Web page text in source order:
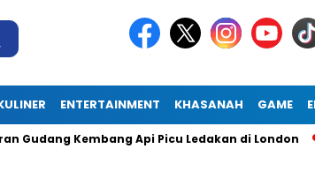
ENTERTAINMENT KHASANAH GAME
Kembang Api Picu Ledakan di London Diogo